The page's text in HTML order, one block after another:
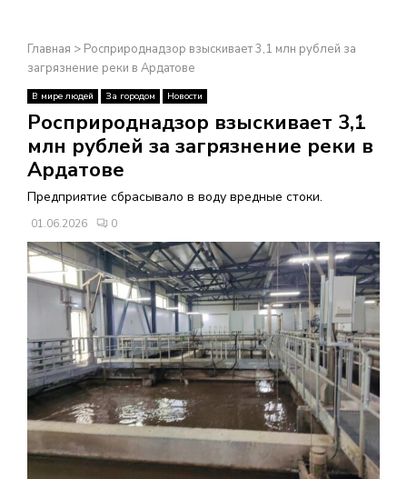
Н
О
В
Н
О
М
Е
Н
Главная > Росприроднадзор взыскивает 3,1 млн рублей за
загрязнение реки в Ардатове
В мире людей За городом Новости
Росприроднадзор взыскивает 3,1
млн рублей за загрязнение реки в
Ардатове
Предприятие сбрасывало в воду вредные стоки.
01.06.2026 0
×